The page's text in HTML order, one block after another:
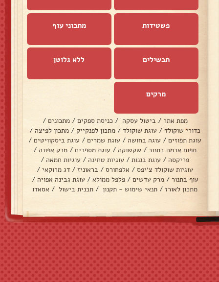
פשטידות מתכוני עוף
תבשילים ללא גלוטן
מרקים
מפת אתר / ביטול עסקה / כניסת ספקים / מתכונים /
כדורי שוקולד / עוגת שוקולד / מתכון לפנקייק / מתכון לפיצה /
עוגת תפוזים / עוגה בחושה / עוגת שמרים / עוגת ביסקוויטים /
תפוח אדמה בתנור / שקשוקה / עוגת מספרים / מרק אפונה /
פריקסה / עוגת בננות / עוגיות טחינה / עוגיות חמאה /
עוגיות שוקולד צ׳יפס / אלפחורס / בראוניז / דג מרוקאי /
עוף בתנור / מרק עדשים / פלפל ממולא / עוגת גבינה אפויה /
מתכון לאורז / תנאי שימוש - תקנון / תכנית בישול / אסאדו